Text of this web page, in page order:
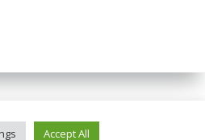
Accept All